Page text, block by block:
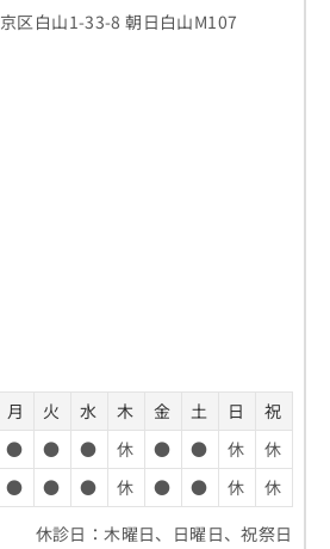
区白山1-33-8 朝日白山M107
月 火 水 木 金 土 日
祝
● ● ● 休 ● ● 休
休
● ● ● 休 ● ● 休
休
休診日：木曜日、日曜日、祝祭日